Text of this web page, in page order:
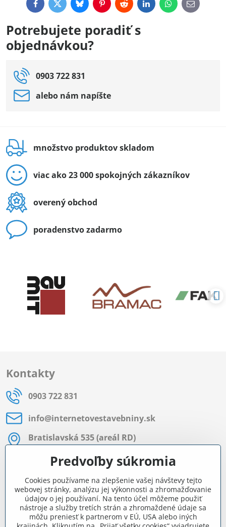
FacebookTwitterBlueskyPinterestRedditLinkedInWhatsApp
E-
mail
Potrebujete poradiť s
objednávkou?
0903 722 831
alebo nám napíšte
množstvo produktov skladom
viac ako 23 000 spokojných zákazníkov
overený obchod
poradenstvo zadarmo
Kontakty
0903 722 831
info​@internetovestavebniny​.sk
Bratislavská 535 (areál RD)
Most pri Bratislave
Pon - Pia 8:00 - 11:30 a 12:15 - 15:30
Facebook
Navigácia
Predvoľby súkromia
Cookies používame na zlepšenie vašej návštevy tejto
webovej stránky, analýzu jej výkonnosti a zhromažďovanie
údajov o jej používaní. Na tento účel môžeme použiť
nástroje a služby tretích strán a zhromaždené údaje sa
môžu preniesť k partnerom v EÚ, USA alebo iných